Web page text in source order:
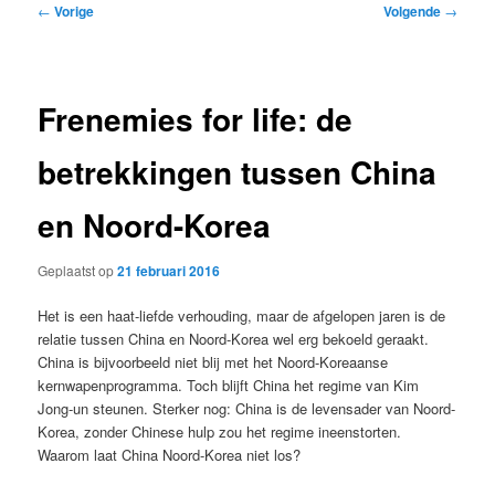
Bericht
← Vorige Volgende →
Frenemies for life: de
betrekkingen tussen China
en Noord-Korea
Geplaatst op21 februari 2016
Het is een haat-liefde verhouding, maar de afgelopen jaren is de
relatie tussen China en Noord-Korea wel erg bekoeld geraakt.
China is bijvoorbeeld niet blij met het Noord-Koreaanse
kernwapenprogramma. Toch blijft China het regime van Kim
Jong-un steunen. Sterker nog: China is de levensader van Noord-
Korea, zonder Chinese hulp zou het regime ineenstorten.
Waarom laat China Noord-Korea niet los?